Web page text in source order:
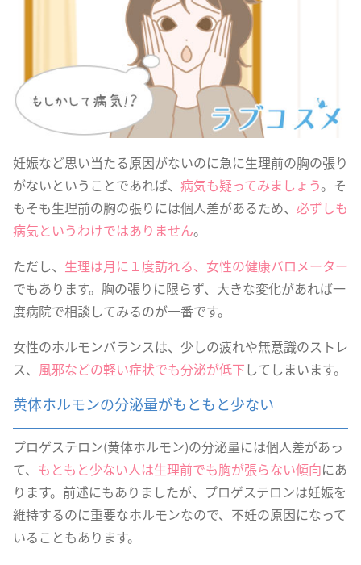
妊娠など思い当たる原因がないのに急に生理前の胸の張り
がないということであれば、 病気も疑ってみましょう。そ
もそも生理前の胸の張りには個人差があるため、 必ずしも
病気というわけではありません。
ただし、 生理は月に１度訪れる、女性の健康バロメーター
でもあります。胸の張りに限らず、大きな変化があれば一
度病院で相談してみるのが一番です。
女性のホルモンバランスは、少しの疲れや無意識のストレ
ス、 風邪などの軽い症状でも分泌が低下してしまいます。
黄体ホルモンの分泌量がもともと少ない
プロゲステロン(黄体ホルモン)の分泌量には個人差があっ
て、 もともと少ない人は生理前でも胸が張らない傾向にあ
ります。前述にもありましたが、プロゲステロンは妊娠を
維持するのに重要なホルモンなので、不妊の原因になって
いることもあります。